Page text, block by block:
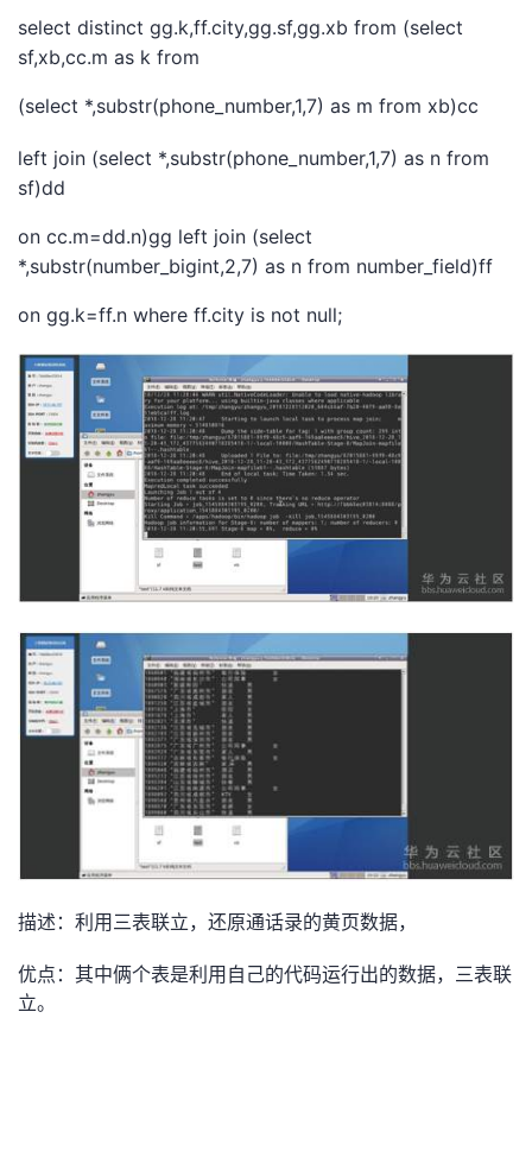
select distinct gg.k,ff.city,gg.sf,gg.xb from (select
sf,xb,cc.m as k from
(select *,substr(phone_number,1,7) as m from xb)cc
left join (select *,substr(phone_number,1,7) as n from
sf)dd
on cc.m=dd.n)gg left join (select
*,substr(number_bigint,2,7) as n from number_field)ff
on gg.k=ff.n where ff.city is not null;
描述：利用三表联立，还原通话录的黄页数据，
优点：其中俩个表是利用自己的代码运行出的数据，三表联
立。